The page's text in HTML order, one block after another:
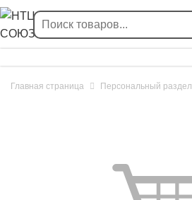
Главная страница Персональный раздел